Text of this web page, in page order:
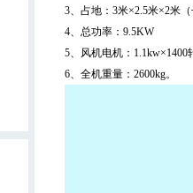
3、占地：3米×2.5米×2米
4、总功率：9.5KW
5、风机电机：1.1kw×1400
6、全机重量：2600kg。